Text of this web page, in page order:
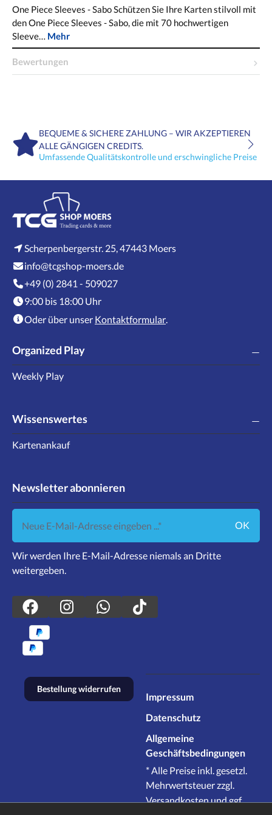
One Piece Sleeves - Sabo Schützen Sie Ihre Karten stilvoll mit
den One Piece Sleeves - Sabo, die mit 70 hochwertigen
Sleeve… Mehr
Bewertungen
BEQUEME & SICHERE ZAHLUNG – WIR AKZEPTIEREN
ALLE GÄNGIGEN CREDITS.
Umfassende Qualitätskontrolle und erschwingliche Preise
Scherpenbergerstr. 25, 47443 Moers
info@tcgshop-moers.de
+49 (0) 2841 - 509027
9:00 bis 18:00 Uhr
Oder über unser Kontaktformular
Organized Play
Weekly Play
Wissenswertes
Kartenankauf
Newsletter abonnieren
Neue E-Mail-Adresse eingeben ...
OK
Wir werden Ihre E-Mail-Adresse niemals an Dritte
weitergeben.
Bestellung widerrufen
Impressum
Datenschutz
Allgemeine
Geschäftsbedingungen
* Alle Preise inkl. gesetzl.
Mehrwertsteuer zzgl.
Versandkostenund ggf.